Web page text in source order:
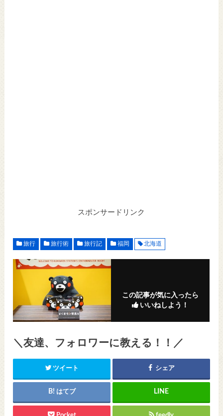
スポンサードリンク
旅行 旅行術 旅行記 福岡 北海道
この記事が気に入ったら
いいねしよう！
＼友達、フォロワーに教える！！／
ツイート シェア
はてブ